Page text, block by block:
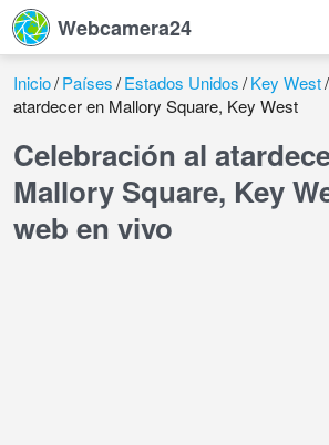
Webcamera24
Inicio Países Estados Unidos Key West
atardecer en Mallory Square, Key West
Celebración al
Mallory Square, Key
web en vivo